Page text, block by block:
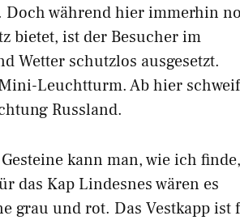
Doch während hier immerhin
bietet, ist der Besucher im
Wetter schutzlos ausgesetzt.
Leuchtturm. Ab hier
Russland.
kann man, wie ich finde,
das Kap Lindesnes wären es
grau und rot. Das Vestkapp ist